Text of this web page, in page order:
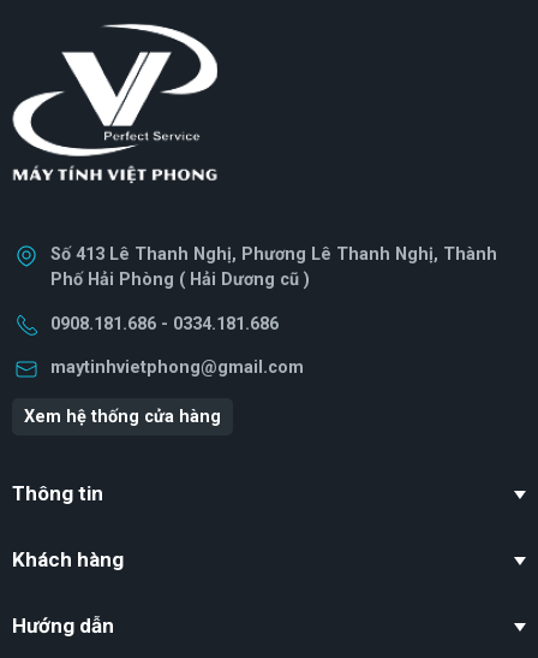
Số 413 Lê Thanh Nghị, Phương Lê Thanh Nghị, Thành
Phố Hải Phòng ( Hải Dương cũ )
0908.181.686 - 0334.181.686
maytinhvietphong@gmail.com
Xem hệ thống cửa hàng
Thông tin
Khách hàng
Hướng dẫn